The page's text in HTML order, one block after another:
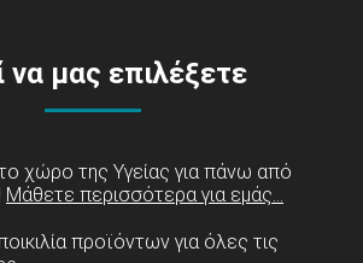
να μας επιλέξετε
χώρο της Υγείας για πάνω από
Μάθετε περισσότερα για εμάς...
προϊόντων για όλες τις